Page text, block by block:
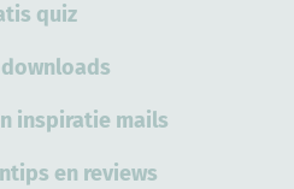
quiz
inspiratie mails
en reviews